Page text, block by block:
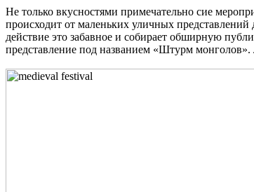
Не только вкусностями примечательно сие
происходит от маленьких уличных
действие это забавное и собирает обширную
представление под названием «Штурм